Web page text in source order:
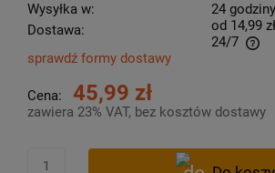
Wysyłka w:
24 godziny
Dostawa:
od 14,99 zł
24/7
Cena nie zawiera ewentualnych kosztów
sprawdź formy dostawy
Cena: 45,99 zł
zawiera 23% VAT, bez kosztów dostawy